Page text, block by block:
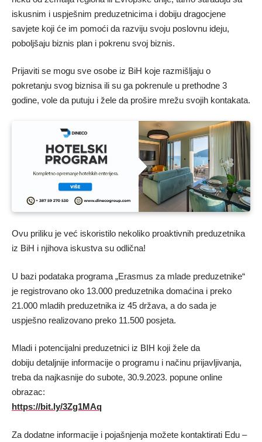
iskusnim i uspješnim preduzetnicima i dobiju dragocjene
savjete koji će im pomoći da razviju svoju poslovnu ideju,
poboljšaju biznis plan i pokrenu svoj biznis.
Prijaviti se mogu sve osobe iz BiH koje razmišljaju o
pokretanju svog biznisa ili su ga pokrenule u prethodne 3
godine, vole da putuju i žele da prošire mrežu svojih kontakata.
Ovu priliku je već iskoristilo nekoliko proaktivnih preduzetnika
iz BiH i njihova iskustva su odlična!
U bazi podataka programa „Erasmus za mlade preduzetnike“
je registrovano oko 13.000 preduzetnika domaćina i preko
21.000 mladih preduzetnika iz 45 država, a do sada je
uspješno realizovano preko 11.500 posjeta.
Mladi i potencijalni preduzetnici iz BIH koji žele da
dobiju detaljnije informacije o programu i načinu prijavljivanja,
treba da najkasnije do subote, 30.9.2023. popune online
obrazac:
https://bit.ly/3Zg1MAq
Za dodatne informacije i pojašnjenja možete kontaktirati Edu –